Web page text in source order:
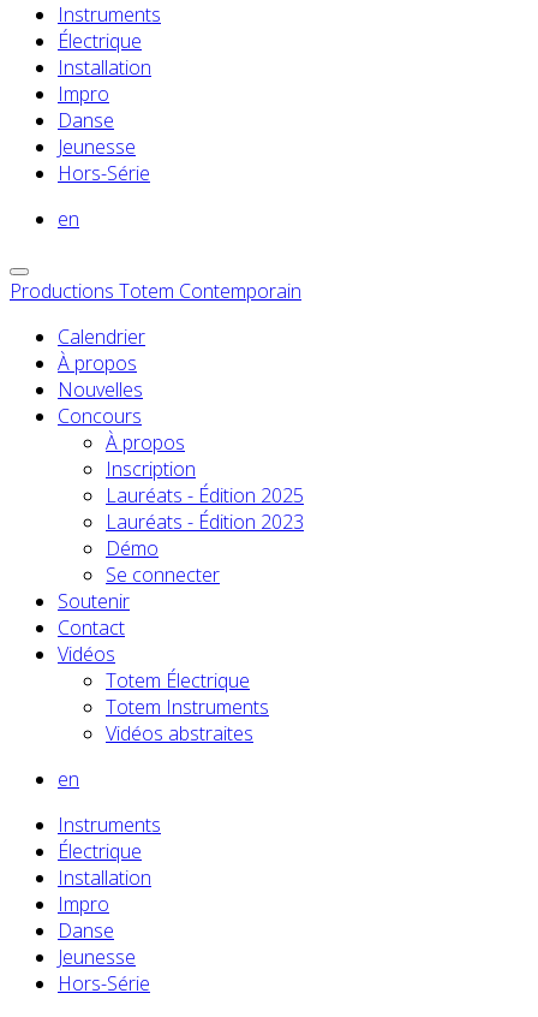
Instruments
Électrique
Installation
Impro
Danse
Jeunesse
Hors-Série
en
Productions Totem Contemporain
Calendrier
À propos
Nouvelles
Concours
À propos
Inscription
Lauréats - Édition 2025
Lauréats - Édition 2023
Démo
Se connecter
Soutenir
Contact
Vidéos
Totem Électrique
Totem Instruments
Vidéos abstraites
en
Instruments
Électrique
Installation
Impro
Danse
Jeunesse
Hors-Série